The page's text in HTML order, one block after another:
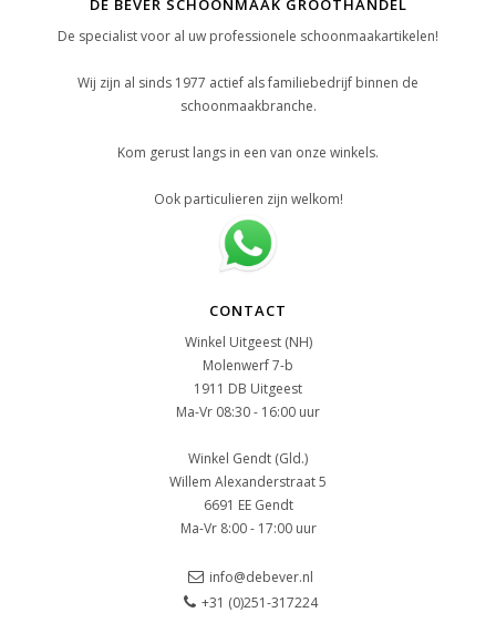
DE BEVER SCHOONMAAK GROOTHANDEL
De specialist voor al uw professionele schoonmaakartikelen!
Wij zijn al sinds 1977 actief als familiebedrijf binnen de
schoonmaakbranche.
Kom gerust langs in een van onze winkels.
Ook particulieren zijn welkom!
CONTACT
Winkel Uitgeest (NH)
Molenwerf 7-b
1911 DB Uitgeest
Ma-Vr 08:30 - 16:00 uur
Winkel Gendt (Gld.)
Willem Alexanderstraat 5
6691 EE Gendt
Ma-Vr 8:00 - 17:00 uur
info@debever.nl
+31 (0)251-317224